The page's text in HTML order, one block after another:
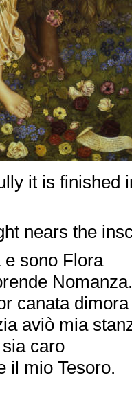
it is
nears the
e sono Flora
Nomanza.
canata dimora
aviò mia
caro
il mio Tesoro.